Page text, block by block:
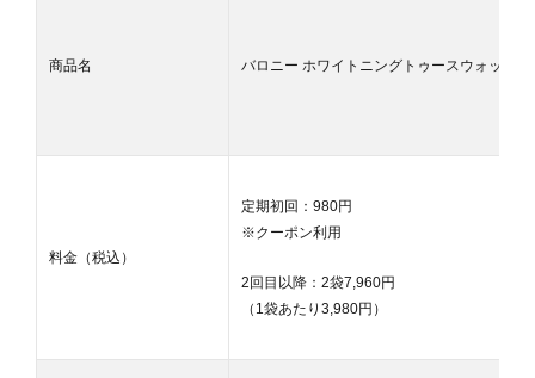
商品名 バロニー ホワイトニングトゥースウォッシュ
料金（税込）
定期初回：980円
※クーポン利用
2回目以降：2袋7,960円
（1袋あたり3,980円）